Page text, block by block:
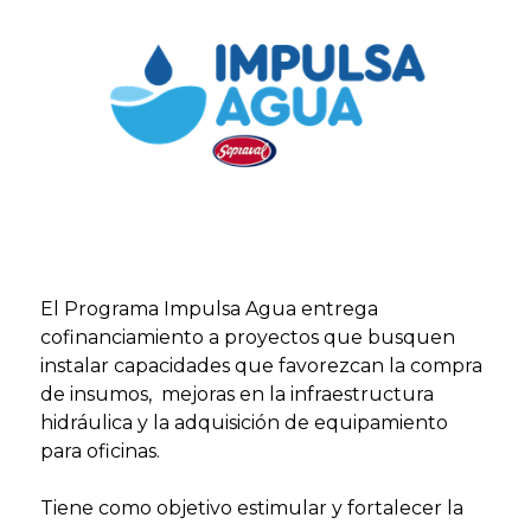
El Programa Impulsa Agua entrega
cofinanciamiento a proyectos que busquen
instalar capacidades que favorezcan la compra
de insumos, mejoras en la infraestructura
hidráulica y la adquisición de equipamiento
para oficinas.
Tiene como objetivo estimular y fortalecer la